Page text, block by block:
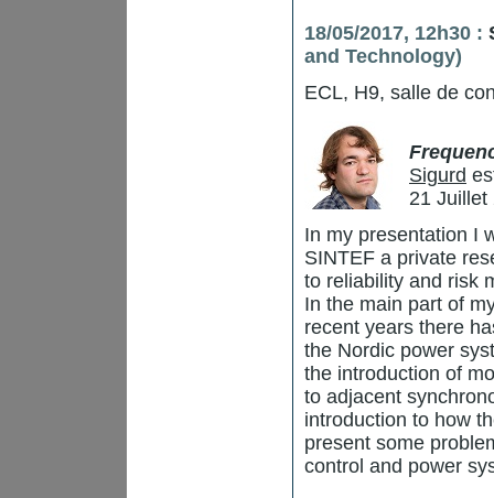
18/05/2017, 12h30 :
and Technology)
ECL, H9, salle de
Sigurd
21 Juillet
In my presentation I
SINTEF a private
to reliability and risk
In the main part of
recent years there
the Nordic power
the introduction of
to adjacent
introduction to how
present some
control and power